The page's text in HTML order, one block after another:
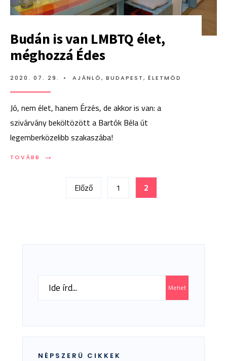
Budán is van LMBTQ élet,
méghozzá Édes
2020. 07. 29. • AJÁNLÓ, BUDAPEST, ÉLETMÓD
Jó, nem élet, hanem Érzés, de akkor is van: a
szivárvány beköltözött a Bartók Béla út
legemberközelibb szakaszába!
TOVÁBB →
TOVÁBB:
Bejegyzések
lapozása
Előző 1 2
Search
Mehet
NÉPSZERŰ CIKKEK